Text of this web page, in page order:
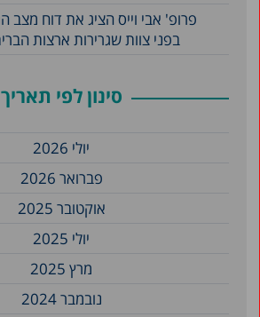
בפני צוות שגרירות ארצות
סינון לפי תאריך
יולי 2026
פברואר 2026
אוקטובר 2025
יולי 2025
מרץ 2025
נובמבר 2024